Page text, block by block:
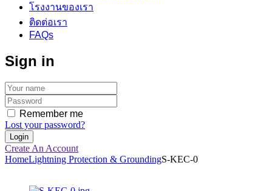
โรงงานของเรา
ติดต่อเรา
FAQs
Sign in
Remember me
Lost your password?
Create An Account
HomeLightning Protection & GroundingS-KEC-0